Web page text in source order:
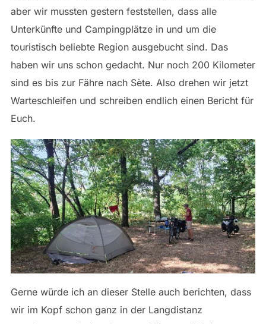
aber wir mussten gestern feststellen, dass alle
Unterkünfte und Campingplätze in und um die
touristisch beliebte Region ausgebucht sind. Das
haben wir uns schon gedacht. Nur noch 200 Kilometer
sind es bis zur Fähre nach Sète. Also drehen wir jetzt
Warteschleifen und schreiben endlich einen Bericht für
Euch.
Gerne würde ich an dieser Stelle auch berichten, dass
wir im Kopf schon ganz in der Langdistanz